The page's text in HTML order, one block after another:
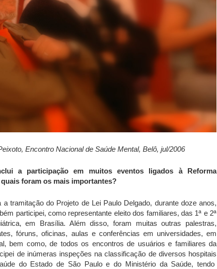
Encontro Nacional de Saúde Mental, Belô, jul/2006
a participação em muitos eventos ligados à Reforma
foram os mais importantes?
a tramitação do Projeto de Lei Paulo Delgado, durante doze anos,
participei, como representante eleito dos familiares, das 1ª e 2ª
em Brasília. Além disso, foram muitas outras palestras,
fóruns, oficinas, aulas e conferências em universidades, em
bem como, de todos os encontros de usuários e familiares da
de inúmeras inspeções na classificação de diversos hospitais
do Estado de São Paulo e do Ministério da Saúde, tendo